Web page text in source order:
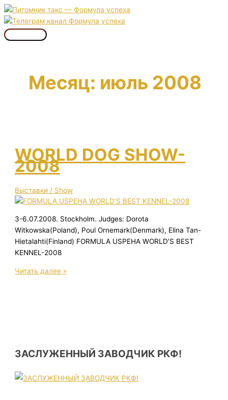
Перейти
к
содержимому
Главное
Месяц: июль 2008
WORLD DOG SHOW-
2008
Выставки / Show
3-6.07.2008. Stockholm. Judges: Dorota
Witkowska(Poland), Poul Ornemark(Denmark), Elina Tan-
Hietalahti(Finland) FORMULA USPEHA WORLD’S BEST
KENNEL-2008
WORLD
Читать далее »
ЗАСЛУЖЕННЫЙ ЗАВОДЧИК РКФ!